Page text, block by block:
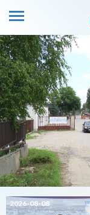
2026-08-08